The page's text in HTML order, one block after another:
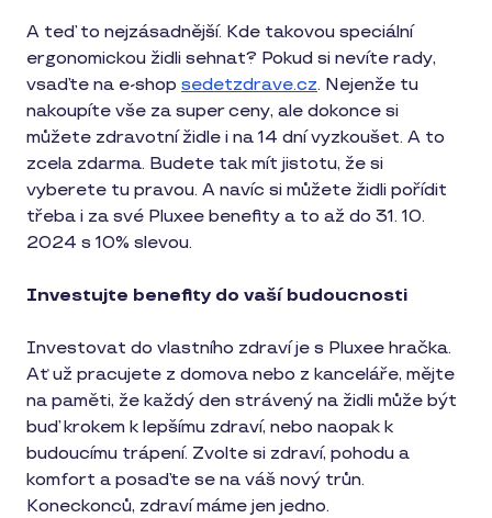
A teď to nejzásadnější. Kde takovou speciální
ergonomickou židli sehnat? Pokud si nevíte rady,
vsaďte na e-shop sedetzdrave.cz. Nejenže tu
nakoupíte vše za super ceny, ale dokonce si
můžete zdravotní židle i na 14 dní vyzkoušet. A to
zcela zdarma. Budete tak mít jistotu, že si
vyberete tu pravou. A navíc si můžete židli pořídit
třeba i za své Pluxee benefity a to až do 31. 10.
2024 s 10% slevou.
Investujte benefity do vaší budoucnosti
Investovat do vlastního zdraví je s Pluxee hračka.
Ať už pracujete z domova nebo z kanceláře, mějte
na paměti, že každý den strávený na židli může být
buď krokem k lepšímu zdraví, nebo naopak k
budoucímu trápení. Zvolte si zdraví, pohodu a
komfort a posaďte se na váš nový trůn.
Koneckonců, zdraví máme jen jedno.